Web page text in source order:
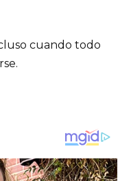
cuando todo